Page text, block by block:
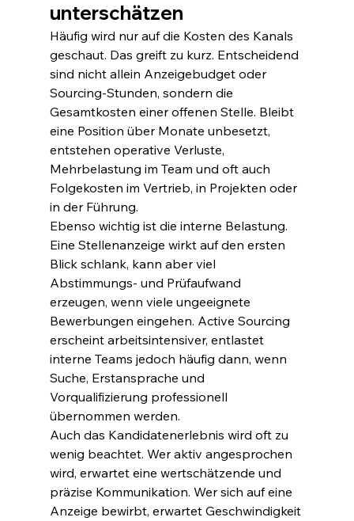
unterschätzen
Häufig wird nur auf die Kosten des Kanals
geschaut. Das greift zu kurz. Entscheidend
sind nicht allein Anzeigebudget oder
Sourcing-Stunden, sondern die
Gesamtkosten einer offenen Stelle. Bleibt
eine Position über Monate unbesetzt,
entstehen operative Verluste,
Mehrbelastung im Team und oft auch
Folgekosten im Vertrieb, in Projekten oder
in der Führung.
Ebenso wichtig ist die interne Belastung.
Eine Stellenanzeige wirkt auf den ersten
Blick schlank, kann aber viel
Abstimmungs- und Prüfaufwand
erzeugen, wenn viele ungeeignete
Bewerbungen eingehen. Active Sourcing
erscheint arbeitsintensiver, entlastet
interne Teams jedoch häufig dann, wenn
Suche, Erstansprache und
Vorqualifizierung professionell
übernommen werden.
Auch das Kandidatenerlebnis wird oft zu
wenig beachtet. Wer aktiv angesprochen
wird, erwartet eine wertschätzende und
präzise Kommunikation. Wer sich auf eine
Anzeige bewirbt, erwartet Geschwindigkeit